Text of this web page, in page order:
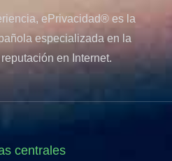
ePrivacidad® es la
especializada en la
en Internet.
centrales